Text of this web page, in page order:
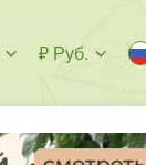
₽ Руб.